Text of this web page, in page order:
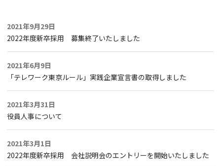
2021年9月29日
2022年度新卒採用 募集終了いたしました
2021年6月9日
「テレワーク東京ルール」実践企業宣言書の取得しました
2021年3月31日
役員人事について
2021年3月1日
2022年度新卒採用 会社説明会のエントリーを開始いたしました